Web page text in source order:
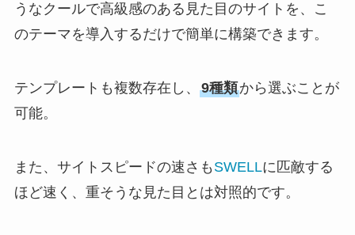
うなクールで高級感のある見た目のサイトを、こ
のテーマを導入するだけで簡単に構築できます。
テンプレートも複数存在し、 9種類から選ぶことが
可能。
また、サイトスピードの速さも SWELLに匹敵する
ほど速く、重そうな見た目とは対照的です。